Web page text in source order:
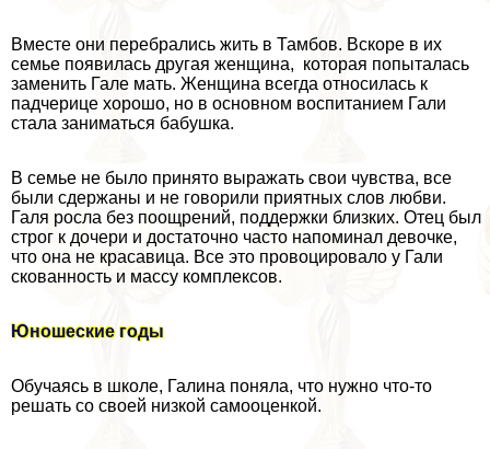
Вместе они перебрались жить в Тамбов. Вскоре в их
семье появилась другая женщина, которая попыталась
заменить Гале мать. Женщина всегда относилась к
падчерице хорошо, но в основном воспитанием Гали
стала заниматься бабушка.
В семье не было принято выражать свои чувства, все
были сдержаны и не говорили приятных слов любви.
Галя росла без поощрений, поддержки близких. Отец был
строг к дочери и достаточно часто напоминал дeвoчке,
что она не красавица. Все это провоцировало у Гали
скованность и массу комплексов.
Юношеские годы
Обучаясь в школе, Галина поняла, что нужно что-то
решать со своей низкой самооценкой.